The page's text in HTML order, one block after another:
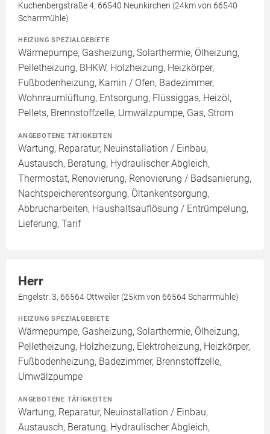
Kuchenbergstraße 4, 66540 Neunkirchen (24km von 66540
Scharrmühle)
HEIZUNG SPEZIALGEBIETE
Wärmepumpe, Gasheizung, Solarthermie, Ölheizung,
Pelletheizung, BHKW, Holzheizung, Heizkörper,
Fußbodenheizung, Kamin / Ofen, Badezimmer,
Wohnraumlüftung, Entsorgung, Flüssiggas, Heizöl,
Pellets, Brennstoffzelle, Umwälzpumpe, Gas, Strom
ANGEBOTENE TÄTIGKEITEN
Wartung, Reparatur, Neuinstallation / Einbau,
Austausch, Beratung, Hydraulischer Abgleich,
Thermostat, Renovierung, Renovierung / Badsanierung,
Nachtspeicherentsorgung, Öltankentsorgung,
Abbrucharbeiten, Haushaltsauflösung / Entrümpelung,
Lieferung, Tarif
Herr
Engelstr. 3, 66564 Ottweiler (25km von 66564 Scharrmühle)
HEIZUNG SPEZIALGEBIETE
Wärmepumpe, Gasheizung, Solarthermie, Ölheizung,
Pelletheizung, Holzheizung, Elektroheizung, Heizkörper,
Fußbodenheizung, Badezimmer, Brennstoffzelle,
Umwälzpumpe
ANGEBOTENE TÄTIGKEITEN
Wartung, Reparatur, Neuinstallation / Einbau,
Austausch, Beratung, Hydraulischer Abgleich,